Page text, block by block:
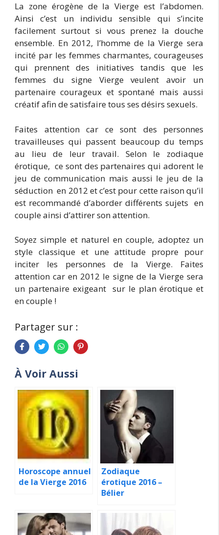
La zone érogène de la Vierge est l’abdomen.
Ainsi c’est un individu sensible qui s’incite
facilement surtout si vous prenez la douche
ensemble. En 2012, l’homme de la Vierge sera
incité par les femmes charmantes, courageuses
qui prennent des initiatives tandis que les
femmes du signe Vierge veulent avoir un
partenaire courageux et spontané mais aussi
créatif afin de satisfaire tous ses désirs sexuels.
Faites attention car ce sont des personnes
travailleuses qui passent beaucoup du temps
au lieu de leur travail. Selon le zodiaque
érotique, ce sont des partenaires qui adorent le
jeu de communication mais aussi le jeu de la
séduction en 2012 et c’est pour cette raison qu’il
est recommandé d’aborder différents sujets en
couple ainsi d’attirer son attention.
Soyez simple et naturel en couple, adoptez un
style classique et une attitude propre pour
inciter les personnes de la Vierge. Faites
attention car en 2012 le signe de la Vierge sera
un partenaire exigeant sur le plan érotique et
en couple !
Partager sur :
À Voir Aussi
Horoscope annuel
de la Vierge 2016
Zodiaque
érotique 2016 –
Bélier